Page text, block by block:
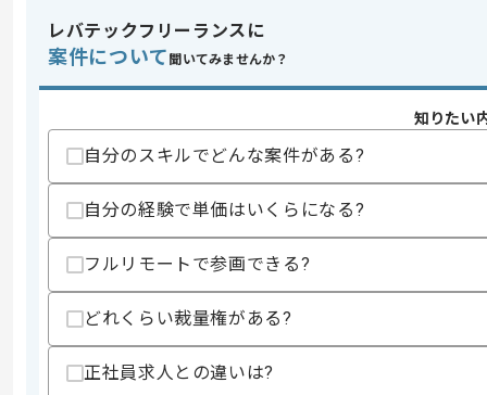
スキルに不安がある方へ
上記に似た経験やスキルをお持ちであれば申
精算・お支払い
精算条件
有
精算基準時間
140時間〜180時間
その他募集要項
募集人数
レバテックフリーランスに
案件について 聞いてみませんか？
知りたい
自分のスキルでどんな案件がある?
自分の経験で単価はいくらになる?
フルリモートで参画できる?
どれくらい裁量権がある?
正社員求人との違いは?